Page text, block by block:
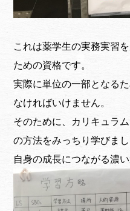
これは薬学生の実務実習
ための資格です。
実際に単位の一部となる
なければいけません。
そのために、カリキュラ
の方法をみっちり学びまし
自身の成長につながる濃い